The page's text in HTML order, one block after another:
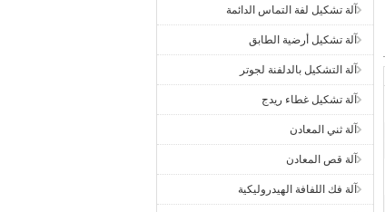
آلة تشكيل لفة التماس الدائمة
آلة تشكيل أرضية الطابق
آلة التشكيل بالدلفنة لجوتر
آلة تشكيل غطاء ريدج
آلة ثني المعادن
آلة قص المعادن
آلة فك اللفافة الهيدروليكية